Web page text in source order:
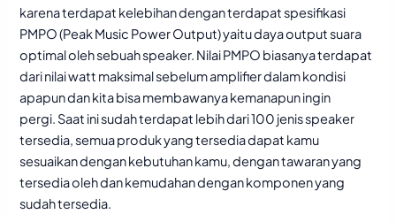
karena terdapat kelebihan dengan terdapat spesifikasi
PMPO (Peak Music Power Output) yaitu daya output suara
optimal oleh sebuah speaker. Nilai PMPO biasanya terdapat
dari nilai watt maksimal sebelum amplifier dalam kondisi
apapun dan kita bisa membawanya kemanapun ingin
pergi. Saat ini sudah terdapat lebih dari 100 jenis speaker
tersedia, semua produk yang tersedia dapat kamu
sesuaikan dengan kebutuhan kamu, dengan tawaran yang
tersedia oleh dan kemudahan dengan komponen yang
sudah tersedia.